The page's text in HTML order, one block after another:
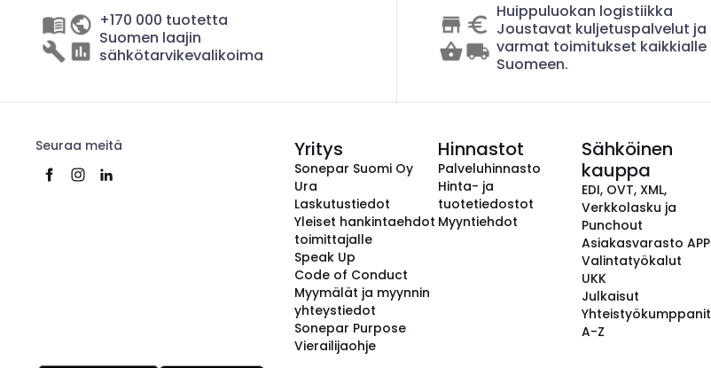
+170 000 tuotetta
Suomen laajin
sähkötarvikevalikoima
Huippuluokan logistiikka
Joustavat kuljetuspalvelut ja
varmat toimitukset kaikkialle
Suomeen.
Seuraa meitä Yritys
Sonepar Suomi Oy
Ura
Laskutustiedot
Yleiset hankintaehdot
toimittajalle
Speak Up
Code of Conduct
Myymälät ja myynnin
yhteystiedot
Sonepar Purpose
Vierailijaohje
Hinnastot
Palveluhinnasto
Hinta- ja
tuotetiedostot
Myyntiehdot
Sähköinen
kauppa
EDI, OVT, XML,
Verkkolasku ja
Punchout
Asiakasvarasto APP
Valintatyökalut
UKK
Julkaisut
Yhteistyökumppanit
A-Z